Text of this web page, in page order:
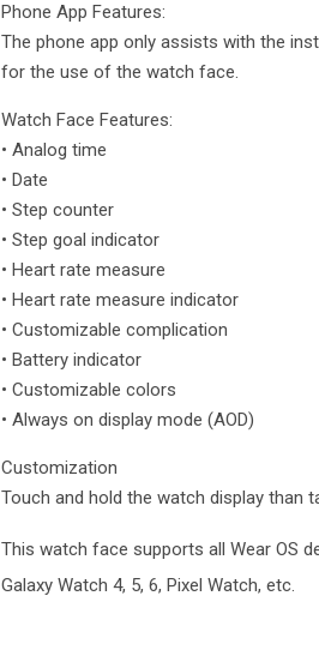
Phone App Features:
The phone app only assists with the
for the use of the watch face.
Watch Face Features:
• Analog time
• Date
• Step counter
• Step goal indicator
• Heart rate measure
• Heart rate measure indicator
• Customizable complication
• Battery indicator
• Customizable colors
• Always on display mode (AOD)
Customization
Touch and hold the watch display than
This watch face supports all Wear OS
Galaxy Watch 4, 5, 6, Pixel Watch, etc.